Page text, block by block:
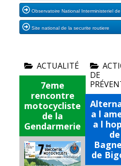
Observatoire National Interministeriel
Site national de la securite routiere
ACTUALITÉ
7eme
rencontre
motocycliste
de la
Gendarmerie
DE
a l
a l
de
de